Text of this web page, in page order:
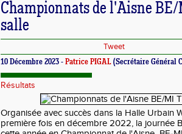
Championnats de l'Aisne
salle
Tweet
10 Décembre 2023 - Patrice PIGAL (Secrétaire Général
Résultats
Organisée avec succès dans la Halle Urbain
première fois en décembre 2022, la journée